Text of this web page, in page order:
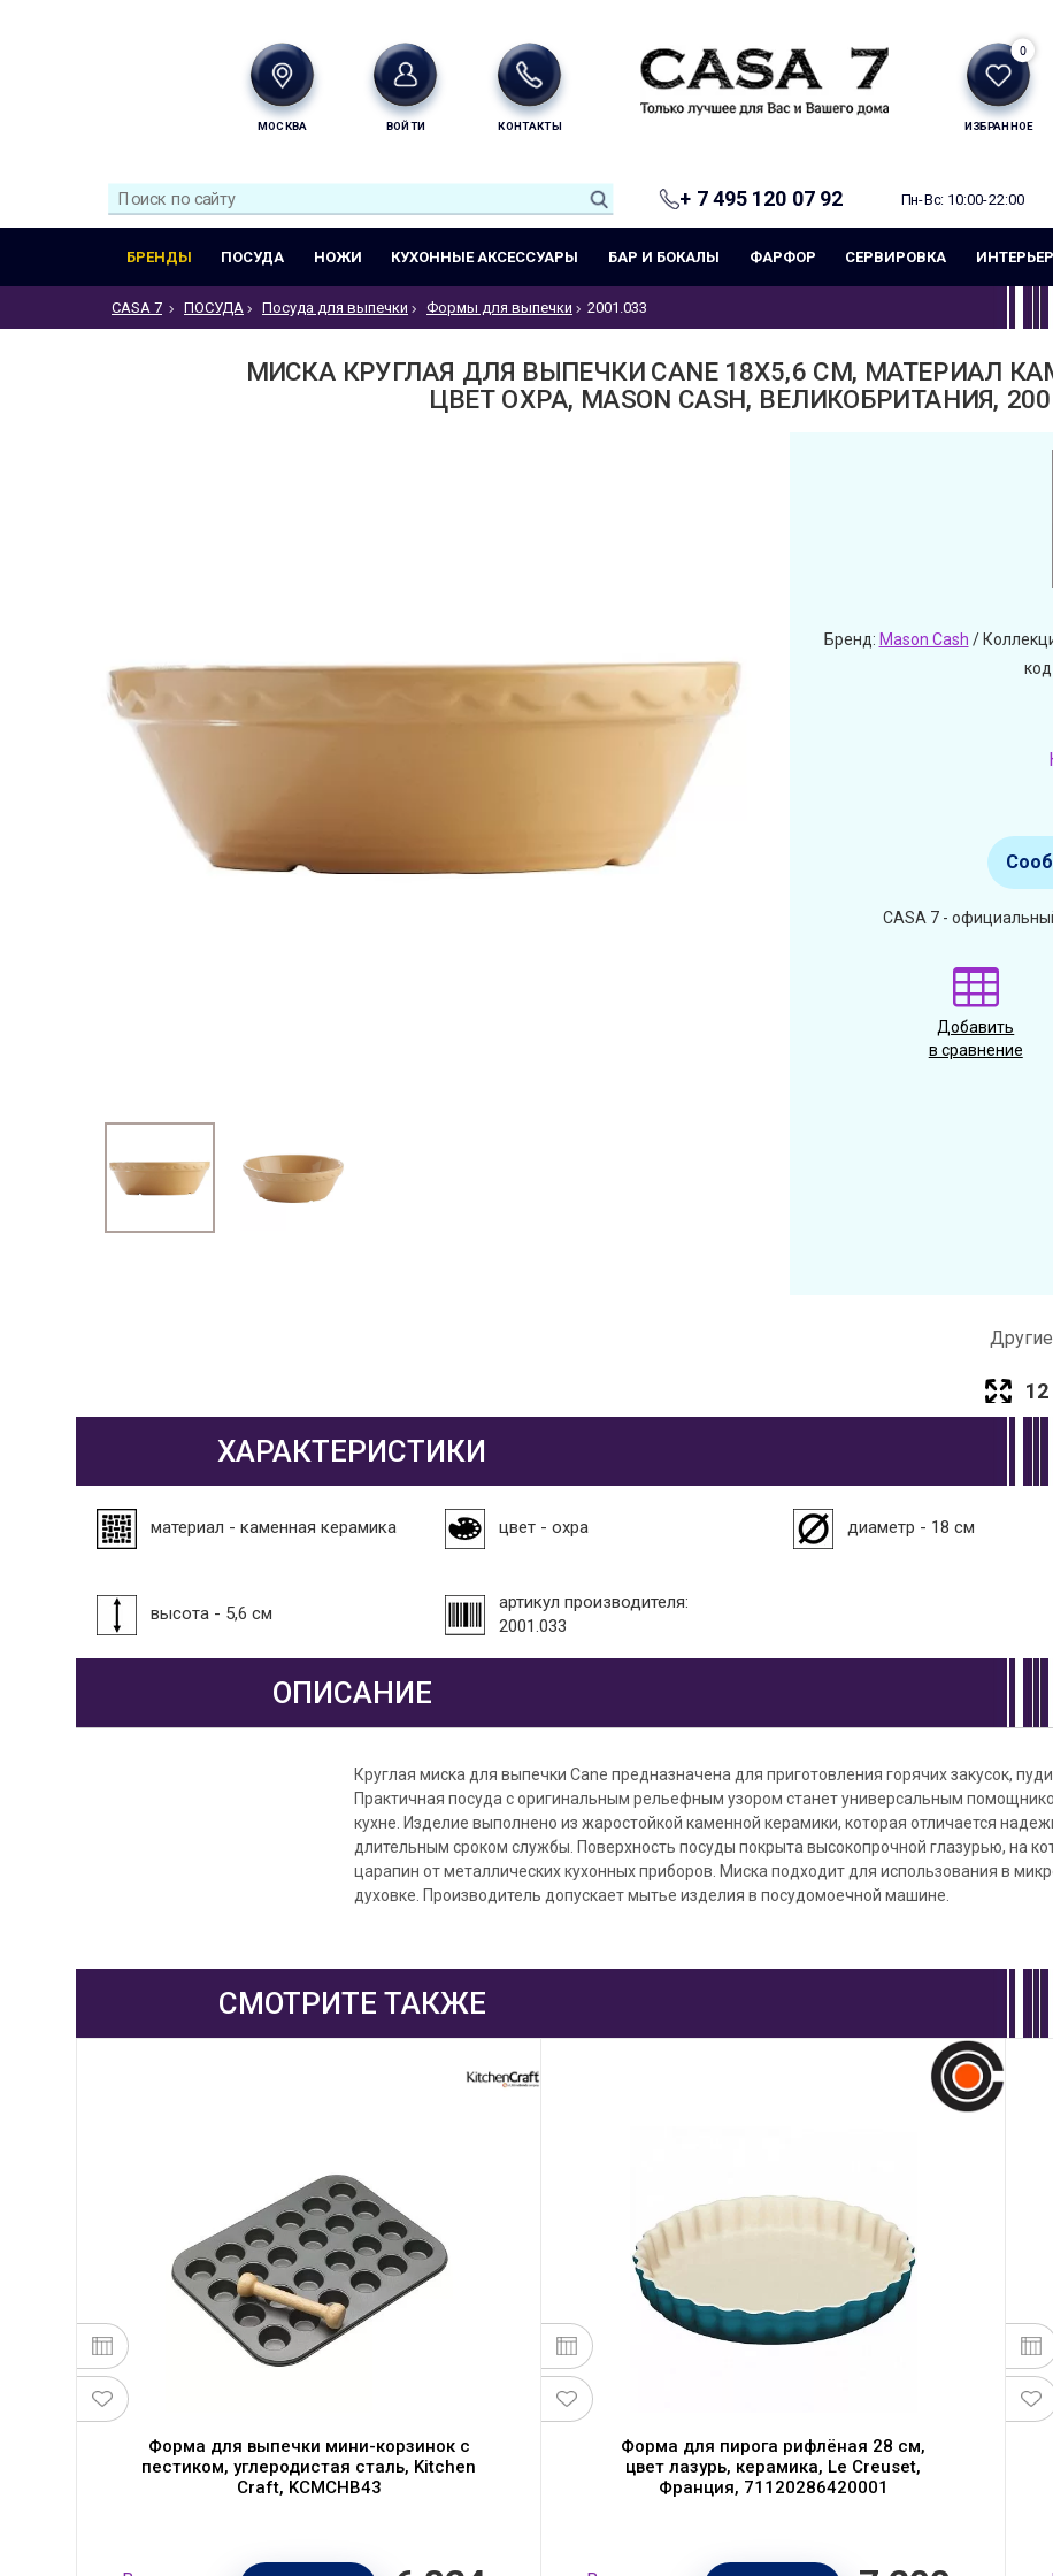
МОСКВА ВОЙТИ КОНТАКТЫ ИЗБРАННОЕ
0
+ 7 495 120 07 92 Пн-Вс: 10:00-22:00
БРЕНДЫ ПОСУДА НОЖИ КУХОННЫЕ АКСЕССУАРЫ БАР И БОКАЛЫ ФАРФОР СЕРВИРОВКА ИНТЕРЬЕР
CASA 7 ПОСУДА Посуда для выпечки Формы для выпечки 2001.033
МИСКА КРУГЛАЯ ДЛЯ ВЫПЕЧКИ CANE 18Х5,6 СМ, МАТЕРИАЛ
ЦВЕТ ОХРА, MASON CASH, ВЕЛИКОБРИТАНИЯ,
Бренд: Mason Cash /
CASA 7 -
Добавить
в сравнение
12
ХАРАКТЕРИСТИКИ
материал - каменная керамика цвет - охра диаметр - 18 см
высота - 5,6 см
артикул производителя:
2001.033
ОПИСАНИЕ
Круглая миска для выпечки Cane предназначена для приготовления горячих закусок,
Практичная посуда с оригинальным рельефным узором станет универсальным
кухне. Изделие выполнено из жаростойкой каменной керамики, которая отличается
длительным сроком службы. Поверхность посуды покрыта высокопрочной глазурью, на
царапин от металлических кухонных приборов. Миска подходит для использования в
духовке. Производитель допускает мытье изделия в посудомоечной машине.
СМОТРИТЕ ТАКЖЕ
Форма для выпечки мини-корзинок с
пестиком, углеродистая сталь, Kitchen
Craft, KCMCHB43
Форма для пирога рифлёная 28 см,
цвет лазурь, керамика, Le Creuset,
Франция, 71120286420001